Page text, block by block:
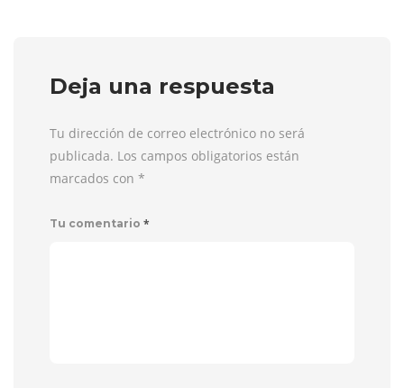
Deja una respuesta
Tu dirección de correo electrónico no será
publicada. Los campos obligatorios están
marcados con *
Tu comentario *